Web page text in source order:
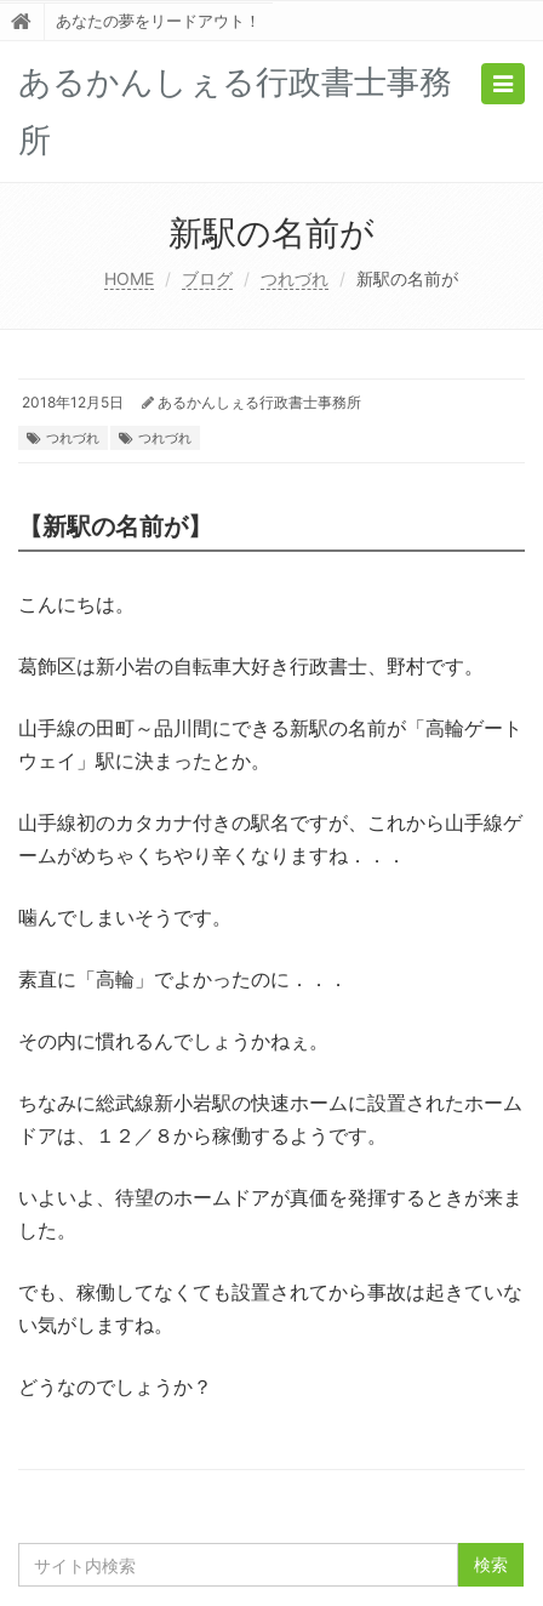
あなたの夢をリードアウト！
あるかんしぇる行政書士事務
所
新駅の名前が
HOME ブログ つれづれ 新駅の名前が
2018年12月5日 あるかんしぇる行政書士事務所
つれづれ つれづれ
【新駅の名前が】
こんにちは。
葛飾区は新小岩の自転車大好き行政書士、野村です。
山手線の田町～品川間にできる新駅の名前が「高輪ゲート
ウェイ」駅に決まったとか。
山手線初のカタカナ付きの駅名ですが、これから山手線ゲ
ームがめちゃくちやり辛くなりますね．．．
噛んでしまいそうです。
素直に「高輪」でよかったのに．．．
その内に慣れるんでしょうかねぇ。
ちなみに総武線新小岩駅の快速ホームに設置されたホーム
ドアは、１２／８から稼働するようです。
いよいよ、待望のホームドアが真価を発揮するときが来ま
した。
でも、稼働してなくても設置されてから事故は起きていな
い気がしますね。
どうなのでしょうか？